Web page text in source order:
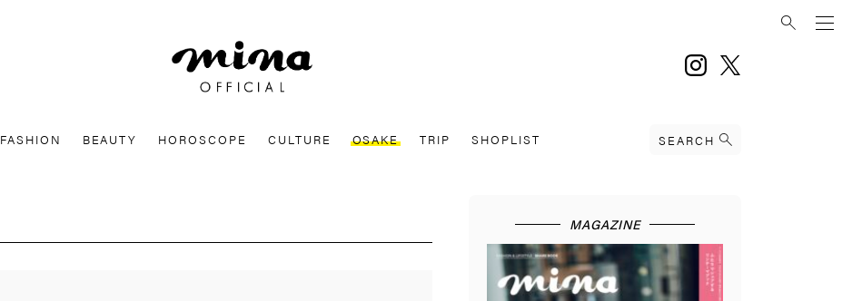
instagram
FASHION BEAUTY HOROSCOPE CULTURE OSAKE TRIP SHOPLIST SEARCH
MAGAZINE